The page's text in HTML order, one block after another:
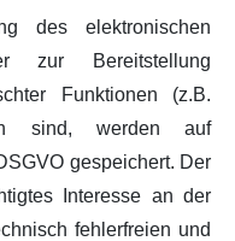
des elektronischen
zur Bereitstellung
Funktionen (z.B.
sind, werden auf
gespeichert. Der
Interesse an der
fehlerfreien und